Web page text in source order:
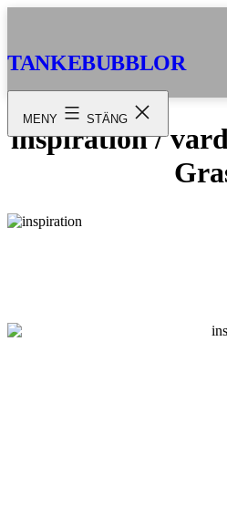
TANKEBUBBLOR
MENY STÄNG
inspiration /